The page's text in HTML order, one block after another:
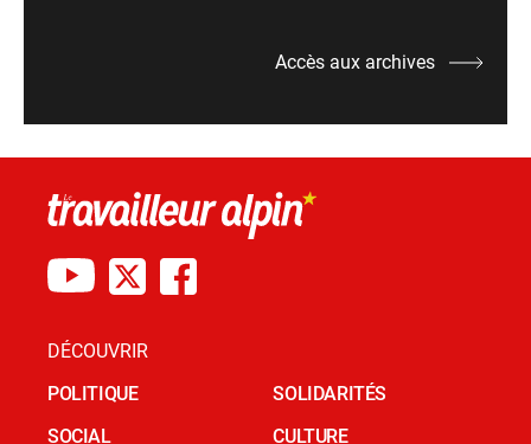
Accès aux archives
DÉCOUVRIR
POLITIQUE
SOCIAL
SOLIDARITÉS
CULTURE